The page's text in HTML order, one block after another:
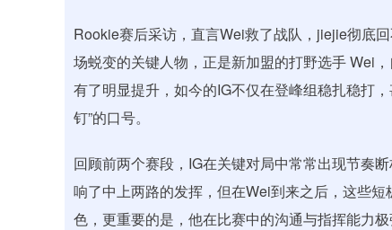
Rookie赛后采访，直言Wei救了战队，jiejie彻底
场蜕变的关键人物，正是新加盟的打野选手 Wei
有了明显提升，如今的IG不仅在登峰组稳扎稳打
钉”的口号。
回顾前两个赛段，IG在关键对局中常常出现节奏
响了中上两路的发挥，但在Wei到来之后，这些
色，更重要的是，他在比赛中的沟通与指挥能力极